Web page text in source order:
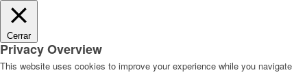
Cerrar
Privacy Overview
This website uses cookies to improve your experience while you navigate